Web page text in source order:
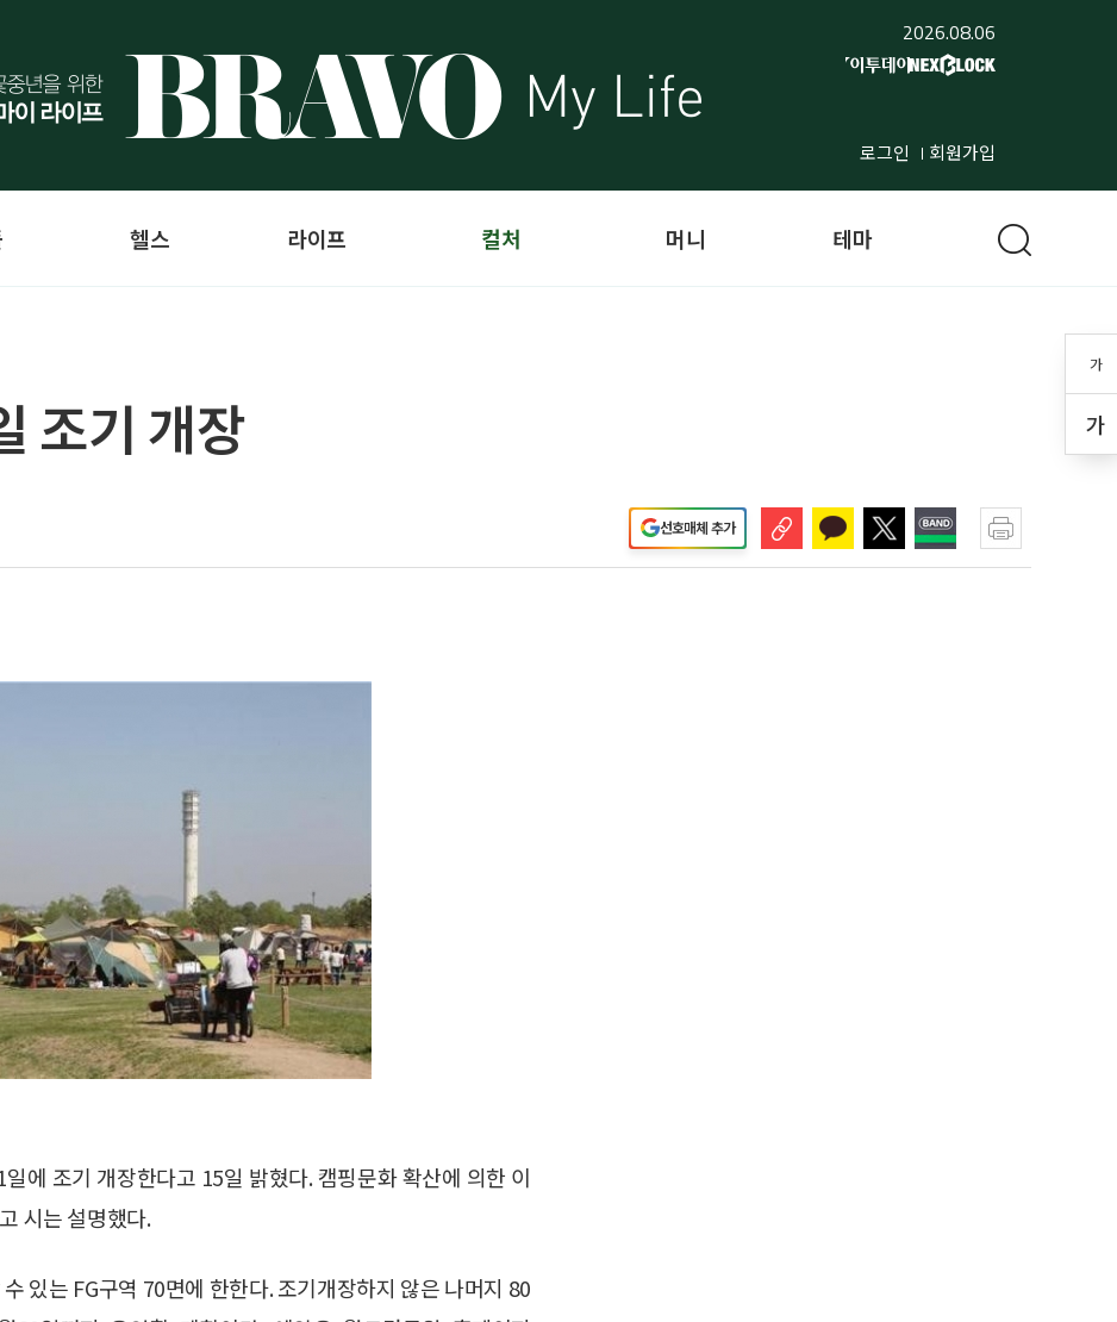
2026.08.06
로그인 회원가입
가
가
헬스 라이프 컬처 머니 테마
조기 개장
선호매체 추가
에 조기 개장한다고 15일 밝혔다. 캠핑문화 확산에 의한 이
시는 설명했다.
있는 FG구역 70면에 한한다. 조기개장하지 않은 나머지 80